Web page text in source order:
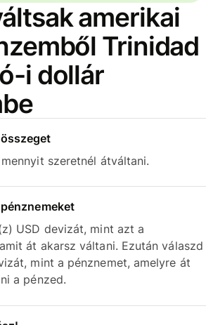
amerikai
Trinidad
i dollár
szeretnél átváltani.
USD devizát, mint azt a
át akarsz váltani. Ezután válaszd
mint a pénznemet, amelyre át
a pénzed.